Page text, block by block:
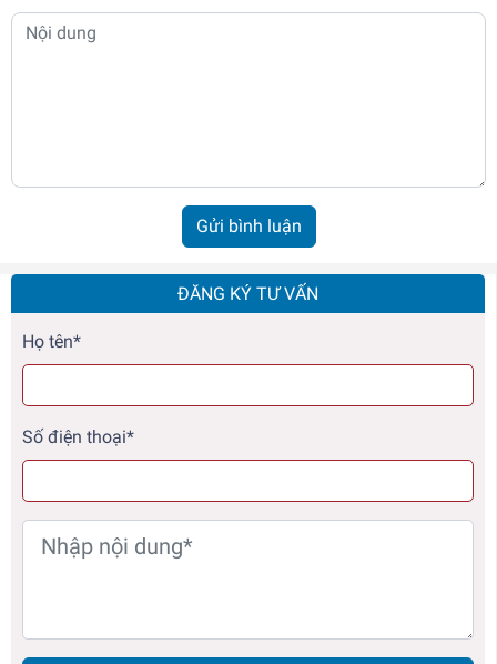
ĐĂNG KÝ TƯ VẤN
Họ tên*
Số điện thoại*
Gửi bình luận